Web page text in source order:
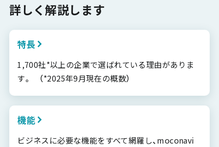
詳しく解説します
特長
1,700社*以上の企業で選ばれている理由がありま
す。 （*2025年9月現在の概数）
機能
ビジネスに必要な機能をすべて網羅し、moconavi